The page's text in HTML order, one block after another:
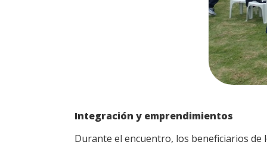
Integración y emprendimientos
Durante el encuentro, los beneficiarios de